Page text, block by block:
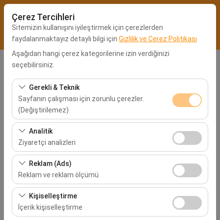
Çerez Tercihleri
Sitemizin kullanışını iyileştirmek için çerezlerden
faydalanmaktayız detaylı bilgi için Gizlilik ve Çerez Politikası
Aşağıdan hangi çerez kategorilerine izin verdiğinizi
seçebilirsiniz.
Gerekli & Teknik
Sayfanın çalışması için zorunlu çerezler.
(Değiştirilemez)
Bu çerezler sitenin doğru şekilde çalışması, güvenlik,
oturum yönetimi ve temel işlevler için gereklidir. Devre
dışı bırakılamaz.
Analitik
Ziyaretçi analizleri
Bu çerezler, sitemizin nasıl kullanıldığını (ziyaretçi sayısı,
en çok ziyaret edilen sayfalar, kullanıcı davranışları)
analiz etmemizi sağlar. Bu veriler, web sitesi
performansını ölçmek ve kullanıcı deneyimini sürekli
iyileştirmek için kullanılır.
Reklam (Ads)
Reklam ve reklam ölçümü
Bu çerezler, size ilgi alanlarınıza uygun kişiselleştirilmiş
reklamlar göstermemize ve reklam kampanyalarımızın
etkinliğini (gösterim sayısı, tıklama oranı) ölçmemize
Kişiselleştirme
İçerik kişiselleştirme
Alış Lokasyonu
Kocaeli Ofis
Aracı farklı bir lokasyona bırakacağım
Alış Tarih & Saat
Bırakış Tarih & Saat